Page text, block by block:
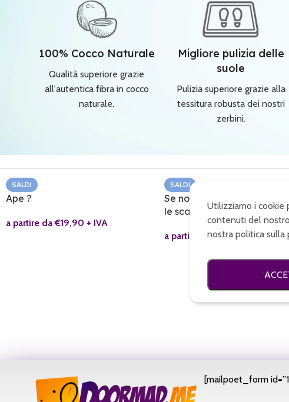
100% Cocco Naturale
Qualità superiore grazie
all'autentica fibra in cocco
naturale.
Migliore pulizia delle
suole
Pulizia superiore grazie alla
tessitura robusta dei nostri
zerbini.
SALDI
Ape ?
a partire da€19,90 + IVA
SALDI
Se non sei un cane almeno
le scarpe
a partire da€19,90+ IVA
[mailpoet_form
Utilizziamo i cookie
contenuti del
nostra politica sulla